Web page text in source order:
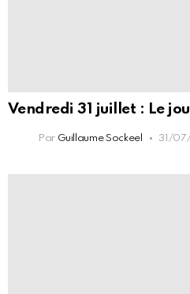
Vendredi 31 juillet : Le
Par Guillaume Sockeel 31/07/